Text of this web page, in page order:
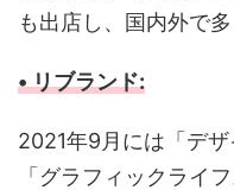
も出店し、国内外で
• リブランド:
2021年9月には「デ
「グラフィックライ